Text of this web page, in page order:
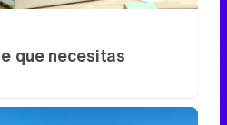
que necesitas